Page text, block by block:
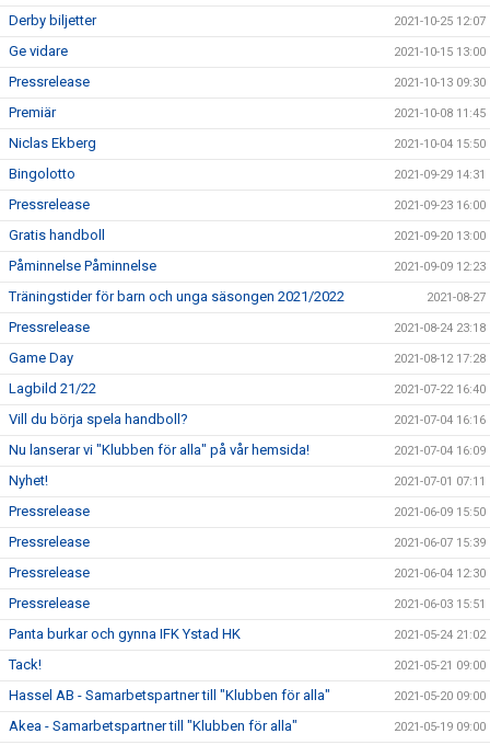
Derby biljetter 2021-10-25 12:07
Ge vidare 2021-10-15 13:00
Pressrelease 2021-10-13 09:30
Premiär 2021-10-08 11:45
Niclas Ekberg 2021-10-04 15:50
Bingolotto 2021-09-29 14:31
Pressrelease 2021-09-23 16:00
Gratis handboll 2021-09-20 13:00
Påminnelse Påminnelse 2021-09-09 12:23
Träningstider för barn och unga säsongen 2021/2022 2021-08-27
Pressrelease 2021-08-24 23:18
Game Day 2021-08-12 17:28
Lagbild 21/22 2021-07-22 16:40
Vill du börja spela handboll? 2021-07-04 16:16
Nu lanserar vi "Klubben för alla" på vår hemsida! 2021-07-04 16:09
Nyhet! 2021-07-01 07:11
Pressrelease 2021-06-09 15:50
Pressrelease 2021-06-07 15:39
Pressrelease 2021-06-04 12:30
Pressrelease 2021-06-03 15:51
Panta burkar och gynna IFK Ystad HK 2021-05-24 21:02
Tack! 2021-05-21 09:00
Hassel AB - Samarbetspartner till "Klubben för alla" 2021-05-20 09:00
Akea - Samarbetspartner till "Klubben för alla" 2021-05-19 09:00